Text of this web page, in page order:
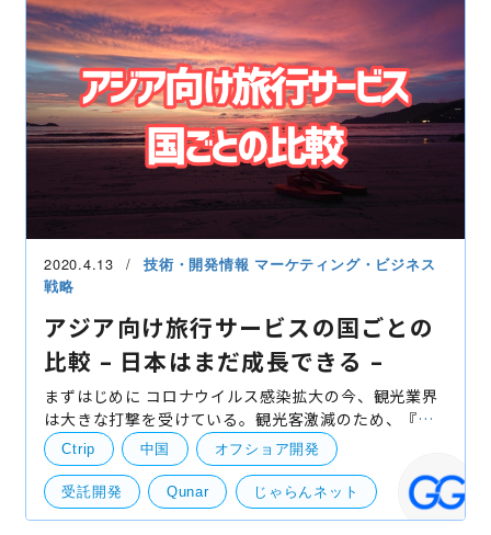
ディレクション ベトナム 職種紹介
2020.4.13 技術・開発情報 マーケティング・ビジネス
戦略
アジア向け旅行サービスの国ごとの
比較 – 日本はまだ成長できる –
まずはじめに コロナウイルス感染拡大の今、観光業界
は大きな打撃を受けている。観光客激減のため、『鹿
が飢えている』『凶暴化している』という噂も出てい
る（※一般財団法人「奈良の鹿愛護会」がツイートで
否定し
Ctrip 中国 オフショア開発
受託開発 Qunar じゃらんネット